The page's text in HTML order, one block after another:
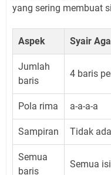
yang sering membuat
Aspek Syair
Jumlah
baris
4 baris
Pola rima a-a-a-a
Sampiran Tidak ada
Semua
baris
Semua isi